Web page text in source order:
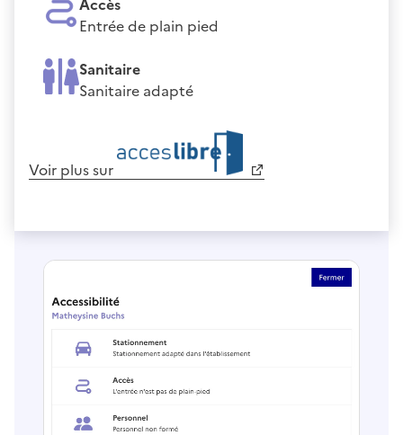
Entrée de plain pied
Sanitaire
Sanitaire adapté
Voir plus sur